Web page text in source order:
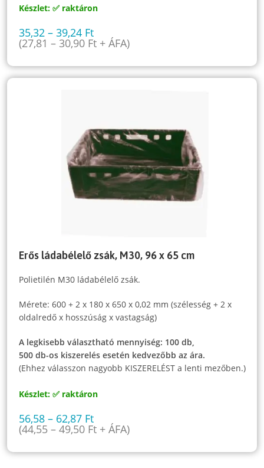
Készlet: ✅ raktáron
35,32–39,24 Ft
(27,81– 30,90 Ft + ÁFA)
Erős ládabélelő zsák, M30, 96 x 65 cm
Polietilén M30 ládabélelő zsák.
Mérete: 600 + 2 x 180 x 650 x 0,02 mm (szélesség + 2 x
oldalredő x hosszúság x vastagság)
A legkisebb választható mennyiség: 100 db,
500 db-os kiszerelés esetén kedvezőbb az ára.
(Ehhez válasszon nagyobb KISZERELÉST a lenti mezőben.)
Készlet: ✅ raktáron
56,58– 62,87 Ft
(44,55–49,50 Ft + ÁFA)